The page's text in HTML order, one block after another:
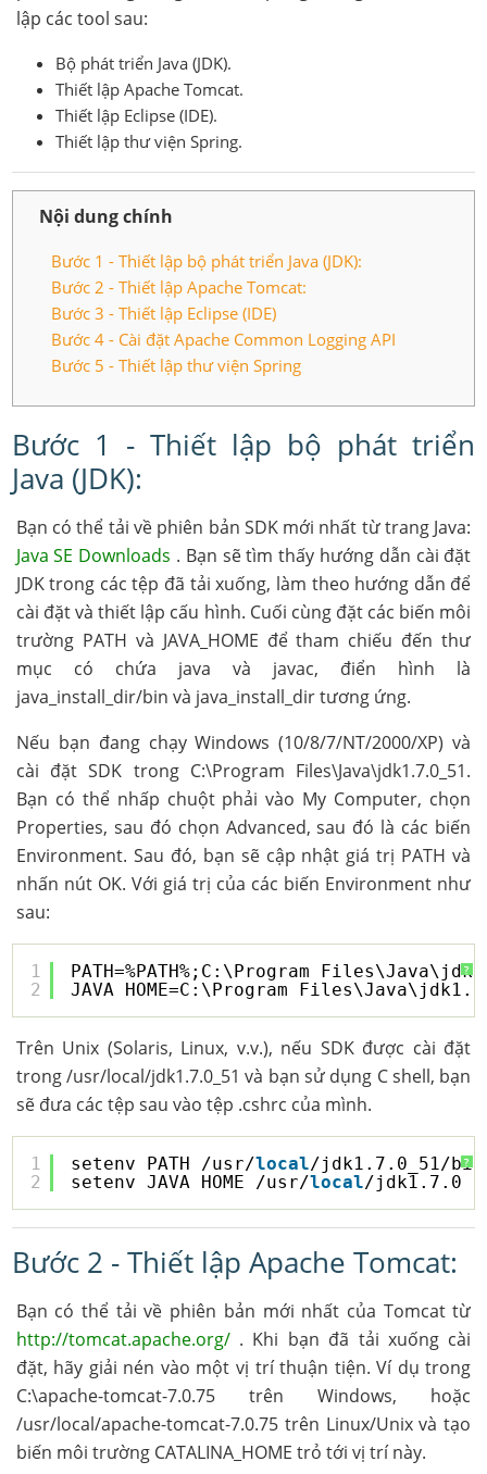
lập các tool sau:
Bộ phát triển Java (JDK).
Thiết lập Apache Tomcat.
Thiết lập Eclipse (IDE).
Thiết lập thư viện Spring.
Nội dung chính
Bước 1 - Thiết lập bộ phát triển Java (JDK):
Bước 2 - Thiết lập Apache Tomcat:
Bước 3 - Thiết lập Eclipse (IDE)
Bước 4 - Cài đặt Apache Common Logging API
Bước 5 - Thiết lập thư viện Spring
Bước 1 - Thiết lập bộ phát triển
Java (JDK):
Bạn có thể tải về phiên bản SDK mới nhất từ trang Java:
Java SE Downloads . Bạn sẽ tìm thấy hướng dẫn cài đặt
JDK trong các tệp đã tải xuống, làm theo hướng dẫn để
cài đặt và thiết lập cấu hình. Cuối cùng đặt các biến môi
trường PATH và JAVA_HOME để tham chiếu đến thư
mục có chứa java và javac, điển hình là
java_install_dir/bin và java_install_dir tương ứng.
Nếu bạn đang chạy Windows (10/8/7/NT/2000/XP) và
cài đặt SDK trong C:\Program Files\Java\jdk1.7.0_51.
Bạn có thể nhấp chuột phải vào My Computer, chọn
Properties, sau đó chọn Advanced, sau đó là các biến
Environment. Sau đó, bạn sẽ cập nhật giá trị PATH và
nhấn nút OK. Với giá trị của các biến Environment như
sau:
?
1
2
PATH=%PATH%;C:\Program
JAVA_HOME=C:\Program
Trên Unix (Solaris, Linux, v.v.), nếu SDK được cài đặt
trong /usr/local/jdk1.7.0_51 và bạn sử dụng C shell, bạn
sẽ đưa các tệp sau vào tệp .cshrc của mình.
?
1
2
setenv PATH /usr/local/jdk1.7.0_51/
setenv JAVA_HOME /usr/local/
Bước 2 - Thiết lập Apache Tomcat:
Bạn có thể tải về phiên bản mới nhất của Tomcat từ
http://tomcat.apache.org/. Khi bạn đã tải xuống cài
đặt, hãy giải nén vào một vị trí thuận tiện. Ví dụ trong
C:\apache-tomcat-7.0.75 trên Windows, hoặc
/usr/local/apache-tomcat-7.0.75 trên Linux/Unix và tạo
biến môi trường CATALINA_HOME trỏ tới vị trí này.